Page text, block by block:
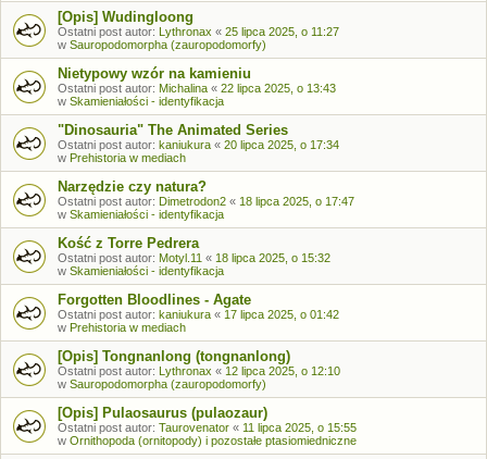
[Opis] Wudingloong
Ostatni post autor: Lythronax « 25 lipca 2025, o 11:27
w Sauropodomorpha (zauropodomorfy)
Nietypowy wzór na kamieniu
Ostatni post autor: Michalina « 22 lipca 2025, o 13:43
w Skamieniałości - identyfikacja
"Dinosauria" The Animated Series
Ostatni post autor: kaniukura « 20 lipca 2025, o 17:34
w Prehistoria w mediach
Narzędzie czy natura?
Ostatni post autor: Dimetrodon2 « 18 lipca 2025, o 17:47
w Skamieniałości - identyfikacja
Kość z Torre Pedrera
Ostatni post autor: Motyl.11 « 18 lipca 2025, o 15:32
w Skamieniałości - identyfikacja
Forgotten Bloodlines - Agate
Ostatni post autor: kaniukura « 17 lipca 2025, o 01:42
w Prehistoria w mediach
[Opis] Tongnanlong (tongnanlong)
Ostatni post autor: Lythronax « 12 lipca 2025, o 12:10
w Sauropodomorpha (zauropodomorfy)
[Opis] Pulaosaurus (pulaozaur)
Ostatni post autor: Taurovenator « 11 lipca 2025, o 15:55
w Ornithopoda (ornitopody) i pozostałe ptasiomiedniczne